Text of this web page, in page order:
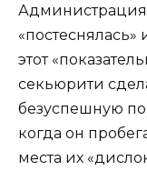
Администрация
этот
секьюрити
безуспешную
когда он
места их